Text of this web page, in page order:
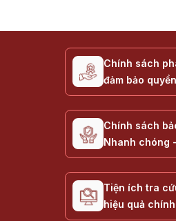
Ứng dụng lý tưởng cho
Hướng dẫn chọn mua
Thông số kỹ thuật tham
Liên hệ & Mua hàng
Giới thiệu Nguồn VSP
Nguồn Máy Tính VSP
phẩm nguồn ATX tầm trung -
Chính sách
đảm bảo
Chính sách
Nhanh chóng
Tiện ích tra
hiệu quả